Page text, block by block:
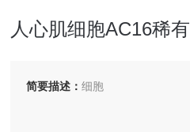
人心肌细胞AC16稀有
简要描述：细胞